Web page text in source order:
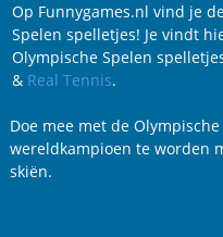
Op Funnygames.nl vind je
Spelen spelletjes! Je vindt
Olympische Spelen
& Real Tennis.
Doe mee met de
wereldkampioen te worden
skiën.